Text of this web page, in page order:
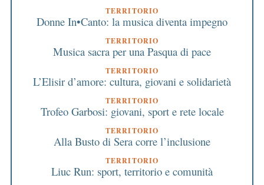
TERRITORIO
Donne In•Canto: la musica diventa impegno
TERRITORIO
Musica sacra per una Pasqua di pace
TERRITORIO
L’Elisir d’amore: cultura, giovani e solidarietà
TERRITORIO
Trofeo Garbosi: giovani, sport e rete locale
TERRITORIO
Alla Busto di Sera corre l’inclusione
TERRITORIO
Liuc Run: sport, territorio e comunità